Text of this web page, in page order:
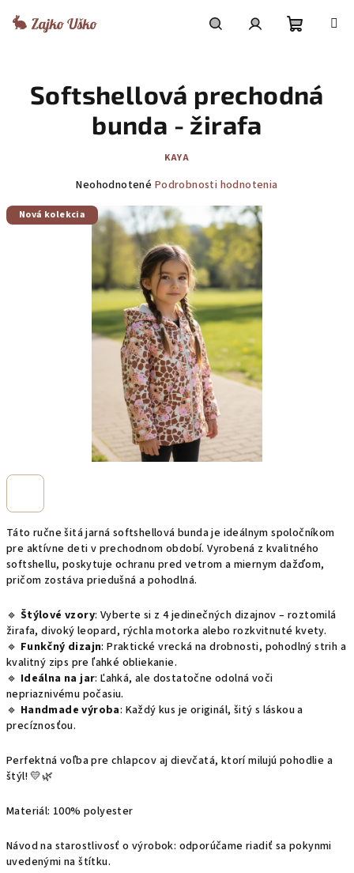
košík
Táto ručne šitá jarná softshellová bunda je ideálnym spoločníkom
pre aktívne deti v prechodnom období. Vyrobená z kvalitného
softshellu, poskytuje ochranu pred vetrom a miernym dažďom,
pričom zostáva priedušná a pohodlná.
🔹 Štýlové vzory: Vyberte si z 4 jedinečných dizajnov – roztomilá
žirafa, divoký leopard, rýchla motorka alebo rozkvitnuté kvety.
🔹 Funkčný dizajn: Praktické vrecká na drobnosti, pohodlný strih a
kvalitný zips pre ľahké obliekanie.
🔹 Ideálna na jar: Ľahká, ale dostatočne odolná voči
nepriaznivému počasiu.
🔹 Handmade výroba: Každý kus je originál, šitý s láskou a
precíznosťou.
Perfektná voľba pre chlapcov aj dievčatá, ktorí milujú pohodlie a
štýl! 💛🌿
Materiál: 100% polyester
Návod na starostlivosť o výrobok: odporúčame riadiť sa pokynmi
uvedenými na štítku.
Softshellová prechodná
bunda - žirafa
KAYA
Priemerné
produktu
hviezdičiek.
Neohodnotené Podrobnosti hodnotenia
Nová kolekcia